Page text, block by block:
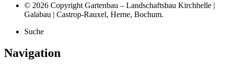
© 2026 Copyright Gartenbau – Landschaftsbau Kirchhelle |
Galabau | Castrop-Rauxel, Herne, Bochum.
Suche
Navigation